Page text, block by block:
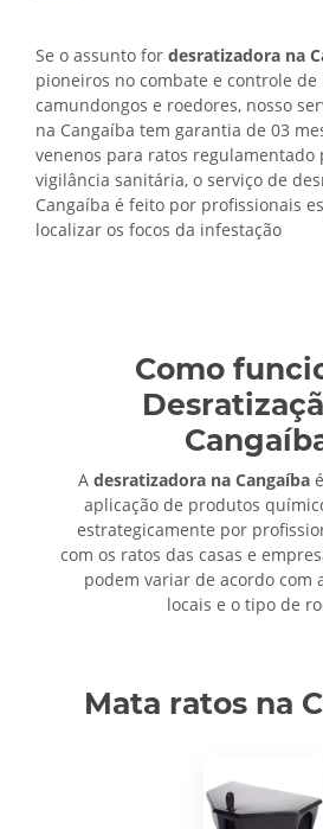
Se o assunto for desratizadora na
pioneiros no combate e controle de
camundongos e roedores, nosso
na Cangaíba tem garantia de 03
venenos para ratos regulamentado
vigilância sanitária, o serviço de
Cangaíba é feito por profissionais
localizar os focos da infestação
Como
A desratizadora na Cangaíba
aplicação de produtos
estrategicamente por
com os ratos das casas e
podem variar de acordo com
locais e o tipo de
Mata ratos na